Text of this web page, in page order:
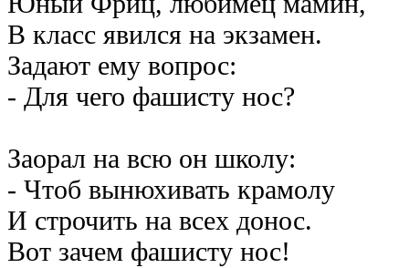
В класс явился на экзамен.
Задают ему вопрос:
- Для чего фашисту нос?
Заорал на всю он школу:
- Чтоб вынюхивать крамолу
И строчить на всех донос.
Вот зачем фашисту нос!